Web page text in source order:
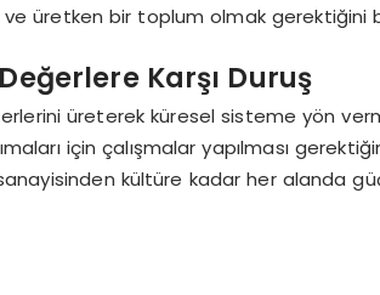
ve üretken bir toplum olmak gerektiğini
Karşı Duruş
üreterek küresel sisteme yön
için çalışmalar yapılması
kültüre kadar her alanda